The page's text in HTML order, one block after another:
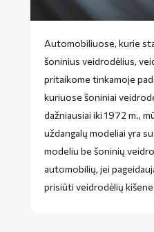
Automobiliuose, kurie
šoninius veidrodėlius,
pritaikome tinkamoje
kuriuose šoniniai
dažniausiai iki 1972 m.,
uždangalų modeliai yra
modeliu be šoninių
automobilių, jei
prisiūti veidrodėlių